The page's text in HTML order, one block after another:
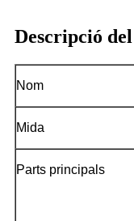
Descripció
Nom
Mida
Parts principals